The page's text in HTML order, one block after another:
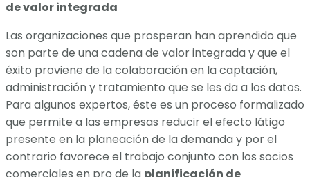
de valor integrada
Las organizaciones que prosperan han aprendido que
son parte de una cadena de valor integrada y que el
éxito proviene de la colaboración en la captación,
administración y tratamiento que se les da a los datos.
Para algunos expertos, éste es un proceso formalizado
que permite a las empresas reducir el efecto látigo
presente en la planeación de la demanda y por el
contrario favorece el trabajo conjunto con los socios
comerciales en pro de la planificación de